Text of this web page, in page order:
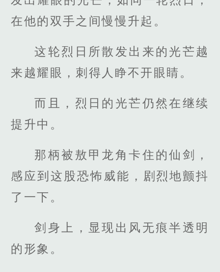
在他的双手之间慢慢升起。
这轮烈日所散发出来的光芒越
来越耀眼，刺得人睁不开眼睛。
而且，烈日的光芒仍然在继续
提升中。
那柄被敖甲龙角卡住的仙剑，
感应到这股恐怖威能，剧烈地颤抖
了一下。
剑身上，显现出风无痕半透明
的形象。